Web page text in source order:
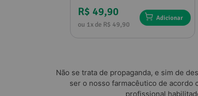
R$ 49,90
ou 1x de R$ 49,90
Adicionar
Não se trata de propaganda, e sim de
ser o nosso farmacêutico de acordo
profissional